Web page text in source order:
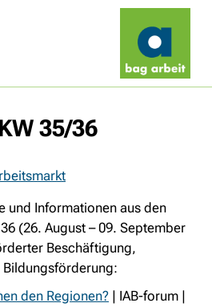
35/36
und Informationen aus den
(26. August – 09. September
Beschäftigung,
den Regionen? | IAB-forum |